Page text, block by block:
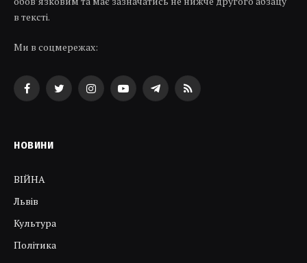
в тексті.
Ми в соцмережах:
FacebookTwitterInstagramYouTubeTelegramRSS
НОВИНИ
ВІЙНА
Львів
Культура
Політика